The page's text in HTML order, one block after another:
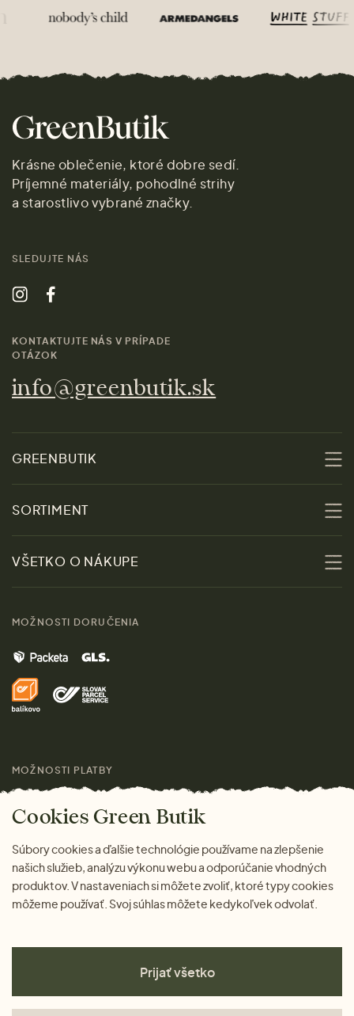
Krásne oblečenie, ktoré dobre sedí.
Príjemné materiály, pohodlné strihy
a starostlivo vybrané značky.
SLEDUJTE NÁS
KONTAKTUJTE NÁS V PRÍPADE
OTÁZOK
info@greenbutik.sk
GREENBUTIK
Udržateľnosť
Kontakt
Značky
Pre médiá
SORTIMENT
Zľavy
Ženy
Muži
Darčeky
VŠETKO O NÁKUPE
Doprava a platba
MOŽNOSTI DORUČENIA
MOŽNOSTI PLATBY
Cookies Green Butik
Súbory cookies a ďalšie technológie používame na zlepšenie
našich služieb, analýzu výkonu webu a odporúčanie vhodných
produktov. V nastaveniach si môžete zvoliť, ktoré typy cookies
môžeme používať. Svoj súhlas môžete kedykoľvek odvolať.
Prijať všetko